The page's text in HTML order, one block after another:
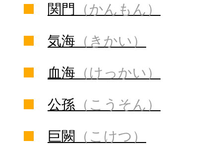
関門
（かんもん）
気海 （きかい）
血海 （けっかい）
公孫 （こうそん）
巨闕 （こけつ）